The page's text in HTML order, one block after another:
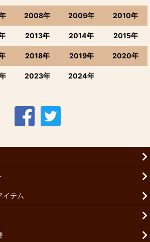
年・2026年に70歳・古希)メッセージ刻
2008年 2009年 2010年
2013年 2014年 2015年
2018年 2019年 2020年
2023年 2024年
イテム